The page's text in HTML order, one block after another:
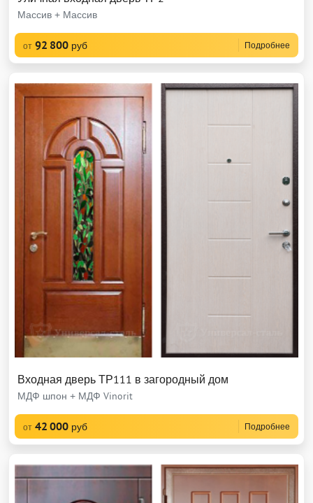
Массив + Массив
от 92 800 руб Подробнее
Входная дверь ТР111 в загородный дом
МДФ шпон + МДФ Vinorit
от 42 000 руб Подробнее